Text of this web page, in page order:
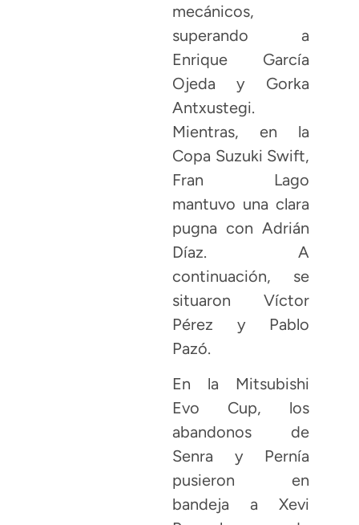
mecánicos,
superando a
Enrique García
Ojeda y Gorka
Antxustegi.
Mientras, en la
Copa Suzuki Swift,
Fran Lago
mantuvo una clara
pugna con Adrián
Díaz. A
continuación, se
situaron Víctor
Pérez y Pablo
Pazó.
En la Mitsubishi
Evo Cup, los
abandonos de
Senra y Pernía
pusieron en
bandeja a Xevi